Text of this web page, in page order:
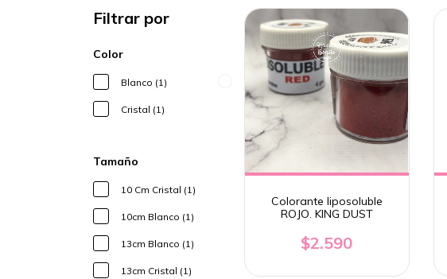
Filtrar por
Color
Blanco (1)
Cristal (1)
Tamaño
10 Cm Cristal (1)
10cm Blanco (1)
13cm Blanco (1)
13cm Cristal (1)
Colorante liposoluble
ROJO. KING DUST
$2.590